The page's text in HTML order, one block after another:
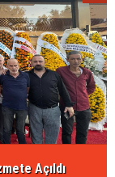
Açıldı